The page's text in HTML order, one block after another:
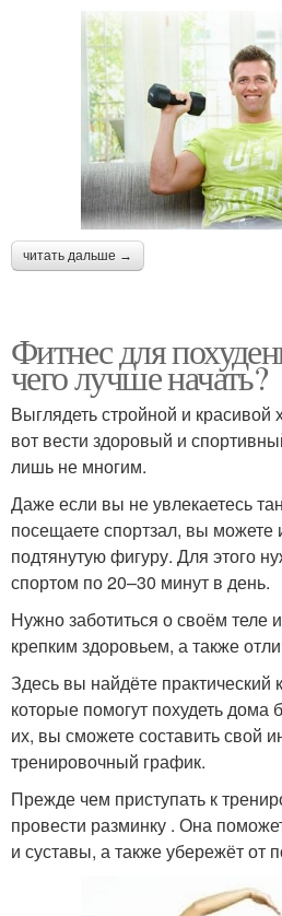
читать дальше →
Фитнес для
чего лучше начать?
Выглядеть стройной и красивой
вот вести здоровый и
лишь не многим.
Даже если вы не увлекаетесь
посещаете спортзал, вы можете
подтянутую фигуру. Для этого
спортом по 20–30 минут в день.
Нужно заботиться о своём теле
крепким здоровьем, а также
Здесь вы найдёте практический
которые помогут похудеть дома
их, вы сможете составить свой
тренировочный график.
Прежде чем приступать к
провести разминку . Она
и суставы, а также убережёт от